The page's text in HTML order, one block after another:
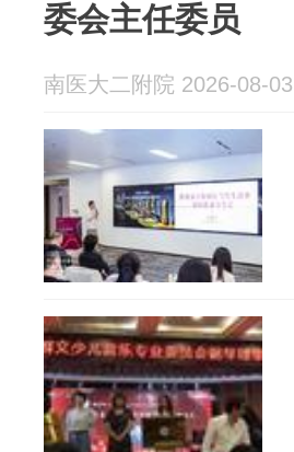
委会主任委员
南医大二附院 2026-08-03